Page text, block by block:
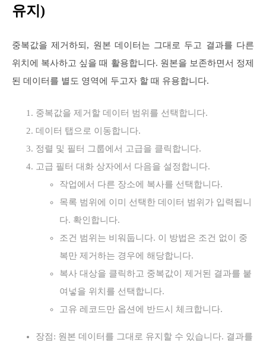
유지)
중복값을 제거하되, 원본 데이터는 그대로 두고 결과를 다른
위치에 복사하고 싶을 때 활용합니다. 원본을 보존하면서 정제
된 데이터를 별도 영역에 두고자 할 때 유용합니다.
중복값을 제거할 데이터 범위를 선택합니다.
데이터 탭으로 이동합니다.
정렬 및 필터 그룹에서 고급을 클릭합니다.
고급 필터 대화 상자에서 다음을 설정합니다.
작업에서 다른 장소에 복사를 선택합니다.
목록 범위에 이미 선택한 데이터 범위가 입력됩니
다. 확인합니다.
조건 범위는 비워둡니다. 이 방법은 조건 없이 중
복만 제거하는 경우에 해당합니다.
복사 대상을 클릭하고 중복값이 제거된 결과를 붙
여넣을 위치를 선택합니다.
고유 레코드만 옵션에 반드시 체크합니다.
장점: 원본 데이터를 그대로 유지할 수 있습니다. 결과를